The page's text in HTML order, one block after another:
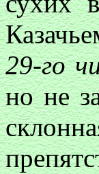
29-го
но не